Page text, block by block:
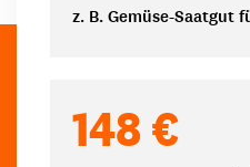
z. B. Gemüse-Saatgut
148 €